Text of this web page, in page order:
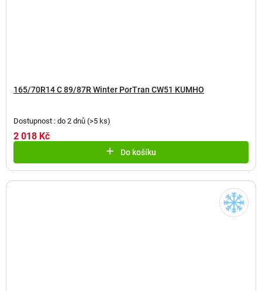
165/70R14 C 89/87R Winter PorTran CW51 KUMHO
Dostupnost : do 2 dnů (>5 ks)
2 018 Kč
Do košíku